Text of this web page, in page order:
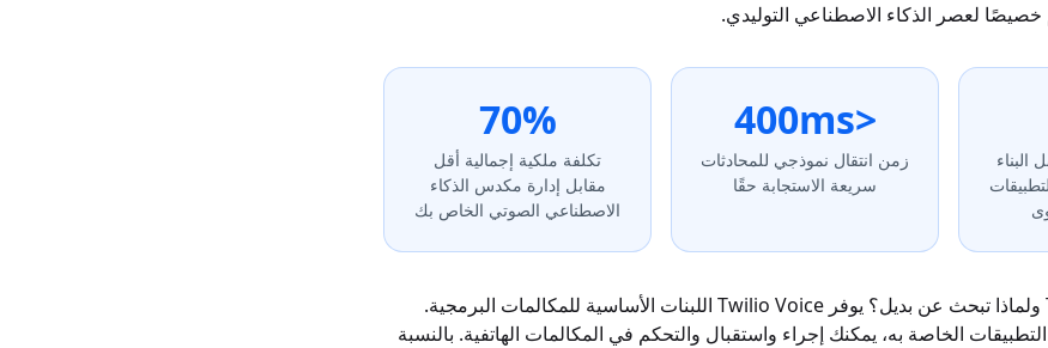
<400ms
زمن انتقال نموذجي للمحادثات
سريعة الاستجابة حقًا
70%
تكلفة ملكية إجمالية أقل
مقابل إدارة مكدس الذكاء
الاصطناعي الصوتي الخاص بك
## ما هو Twilio Voice ولماذا تبحث عن بديل؟ يوفر Twilio Voice اللبنات الأساسية للمكالمات البرمجية.
الخاصة به، يمكنك إجراء واستقبال والتحكم في المكالمات الهاتفية. بالنسبة